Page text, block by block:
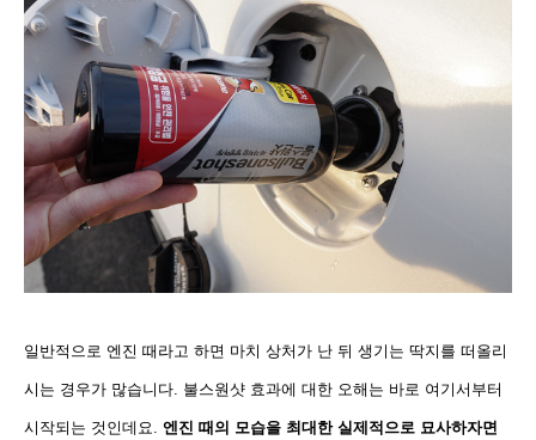
일반적으로 엔진 때라고 하면 마치 상처가 난 뒤 생기는 딱지를 떠올리
시는 경우가 많습니다. 불스원샷 효과에 대한 오해는 바로 여기서부터
시작되는 것인데요. 엔진 때의 모습을 최대한 실제적으로 묘사하자면